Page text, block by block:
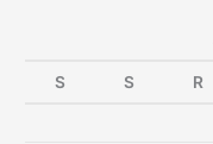
S S R